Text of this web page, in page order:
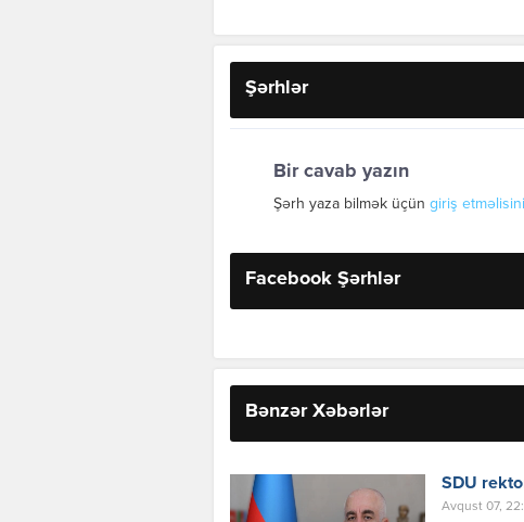
Şərhlər
Bir cavab yazın
Şərh yaza bilmək üçün giriş
Facebook Şərhlər
Bənzər Xəbərlər
SDU
Avqust 07,